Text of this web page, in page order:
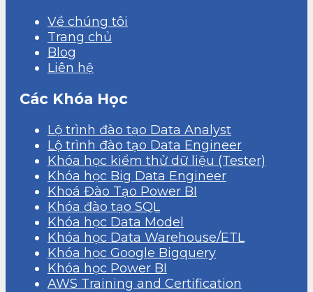
Về chúng tôi
Trang chủ
Blog
Liên hệ
Các Khóa Học
Lộ trình đào tạo Data Analyst
Lộ trình đào tạo Data Engineer
Khóa học kiểm thử dữ liệu (Tester)
Khóa học Big Data Engineer
Khoá Đào Tạo Power BI
Khóa đào tạo SQL
Khóa học Data Model
Khóa học Data Warehouse/ETL
Khóa học Google Bigquery
Khóa học Power BI
AWS Training and Certification